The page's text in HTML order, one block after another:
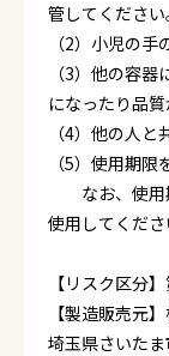
管してください
（2）小児の
（3）他の容
になったり品質
（4）他の人と
（5）使用期
なお、使用
使用してくださ
【リスク区分
【製造販売元
埼玉県さいた